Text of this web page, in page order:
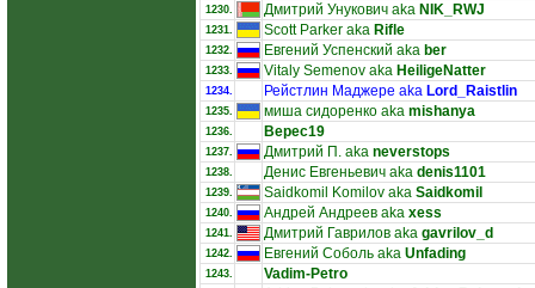
1230. Дмитрий Унукович aka NIK_RWJ
1231. Scott Parker aka Rifle
1232. Евгений Успенский aka ber
1233. Vitaly Semenov aka HeiligeNatter
1234. Рейстлин Маджере aka Lord_Raistlin
1235. миша сидоренко aka mishanya
1236. Верес19
1237. Дмитрий П. aka neverstops
1238. Денис Евгеньевич aka denis1101
1239. Saidkomil Komilov aka Saidkomil
1240. Андрей Андреев aka xess
1241. Дмитрий Гаврилов aka gavrilov_d
1242. Евгений Соболь aka Unfading
1243. Vadim-Petro